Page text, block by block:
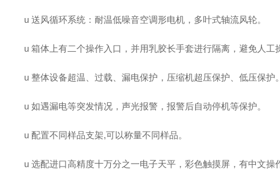
u 送风循环系统：耐温低噪音空调形电机，多叶式轴流风轮。
u 箱体上有二个操作入口，并用乳胶长手套进行隔离，避免人工
u 整体设备超温、过载、漏电保护，压缩机超压保护、低压保护。
u 如遇漏电等突发情况，声光报警，报警后自动停机等保护。
u 配置不同样品支架,可以称量不同样品。
u 选配进口高精度十万分之一电子天平，彩色触摸屏，有中文操